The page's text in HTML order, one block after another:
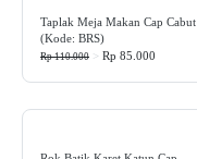
Taplak Meja Makan Cap Cabut
(Kode: BRS)
Rp 110.000 > Rp 85.000